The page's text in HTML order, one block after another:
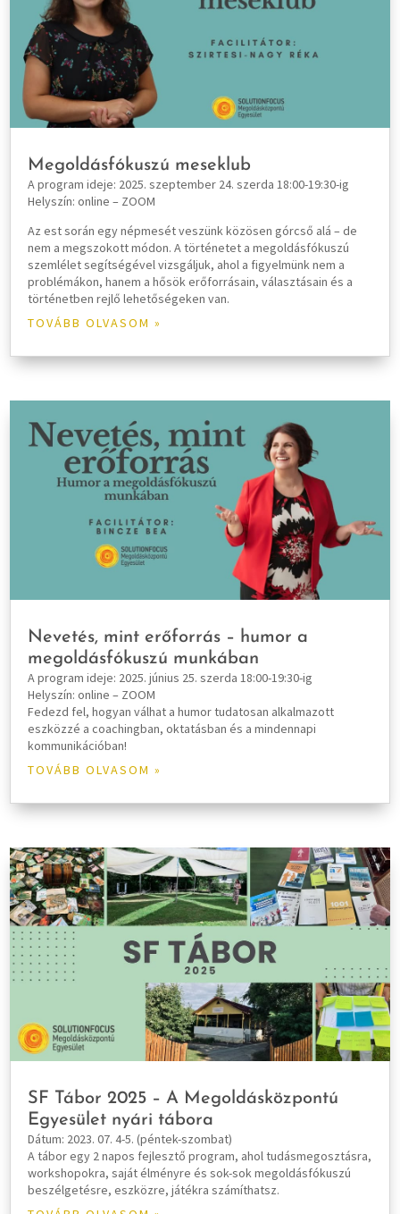
Megoldásfókuszú meseklub
A program ideje: 2025. szeptember 24. szerda 18:00-19:30-ig
Helyszín: online – ZOOM
Az est során egy népmesét veszünk közösen górcső alá – de
nem a megszokott módon. A történetet a megoldásfókuszú
szemlélet segítségével vizsgáljuk, ahol a figyelmünk nem a
problémákon, hanem a hősök erőforrásain, választásain és a
történetben rejlő lehetőségeken van.
TOVÁBB OLVASOM »
Nevetés, mint erőforrás – humor a
megoldásfókuszú munkában
A program ideje: 2025. június 25. szerda 18:00-19:30-ig
Helyszín: online – ZOOM
Fedezd fel, hogyan válhat a humor tudatosan alkalmazott
eszközzé a coachingban, oktatásban és a mindennapi
kommunikációban!
TOVÁBB OLVASOM »
SF Tábor 2025 – A Megoldásközpontú
Egyesület nyári tábora
Dátum: 2023. 07. 4-5. (péntek-szombat)
A tábor egy 2 napos fejlesztő program, ahol tudásmegosztásra,
workshopokra, saját élményre és sok-sok megoldásfókuszú
beszélgetésre, eszközre, játékra számíthatsz.